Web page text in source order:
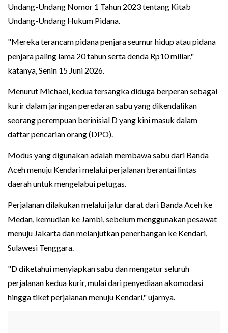
Undang-Undang Nomor 1 Tahun 2023 tentang Kitab
Undang-Undang Hukum Pidana.
"Mereka terancam pidana penjara seumur hidup atau pidana
penjara paling lama 20 tahun serta denda Rp10 miliar,"
katanya, Senin 15 Juni 2026.
Menurut Michael, kedua tersangka diduga berperan sebagai
kurir dalam jaringan peredaran sabu yang dikendalikan
seorang perempuan berinisial D yang kini masuk dalam
daftar pencarian orang (DPO).
Modus yang digunakan adalah membawa sabu dari Banda
Aceh menuju Kendari melalui perjalanan berantai lintas
daerah untuk mengelabui petugas.
Perjalanan dilakukan melalui jalur darat dari Banda Aceh ke
Medan, kemudian ke Jambi, sebelum menggunakan pesawat
menuju Jakarta dan melanjutkan penerbangan ke Kendari,
Sulawesi Tenggara.
"D diketahui menyiapkan sabu dan mengatur seluruh
perjalanan kedua kurir, mulai dari penyediaan akomodasi
hingga tiket perjalanan menuju Kendari," ujarnya.